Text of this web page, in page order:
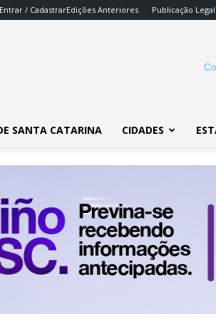
Entrar / CadastrarEdições Anteriores Publicação Legal
SANTA CATARINA CIDADES